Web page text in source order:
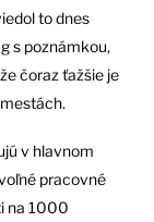
to dnes
s poznámkou,
čoraz ťažšie je
v hlavnom
pracovné
na 1000